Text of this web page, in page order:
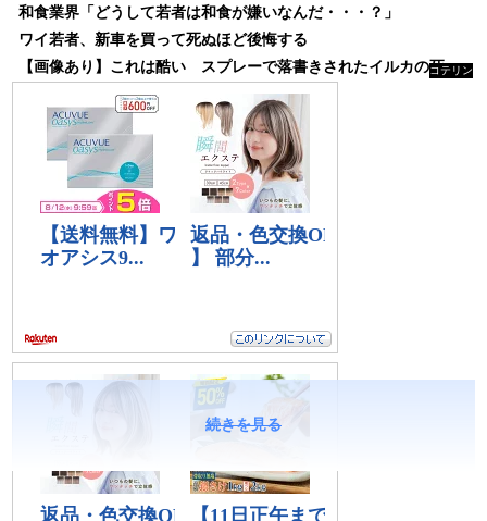
和食業界「どうして若者は和食が嫌いなんだ・・・？」
ワイ若者、新車を買って死ぬほど後悔する
【画像あり】これは酷い スプレーで落書きされたイルカの死骸が発見される アイルランド
コテリン
続きを見る